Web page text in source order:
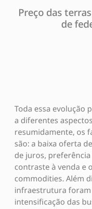
Preço das
de
Toda essa evolução
a diferentes
resumidamente, os
são: a baixa oferta
de juros,
contraste à venda e
commodities. Além
infraestrutura foram
intensificação das